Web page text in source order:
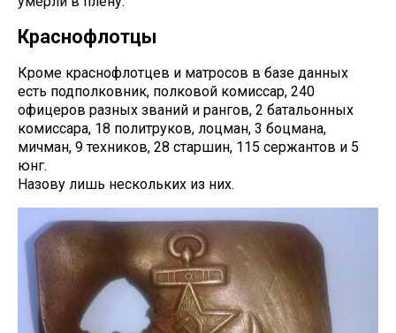
Краснофлотцы
Кроме краснофлотцев и матросов в базе данных
есть подполковник, полковой комиссар, 240
офицеров разных званий и рангов, 2 батальонных
комиссара, 18 политруков, лоцман, 3 боцмана,
мичман, 9 техников, 28 старшин, 115 сержантов и 5
юнг.
Назову лишь нескольких из них.